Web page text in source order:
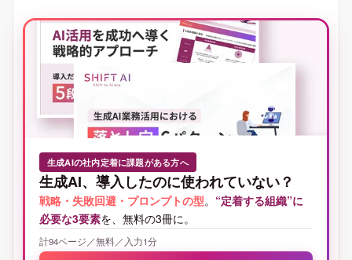
生成AIの社内定着に課題がある方へ
生成AI、導入したのに使われていない？
戦略・失敗回避・プロンプトの型。 “定着する組織”に
必要な3要素を、無料の3冊に。
計94ページ／無料／入力1分